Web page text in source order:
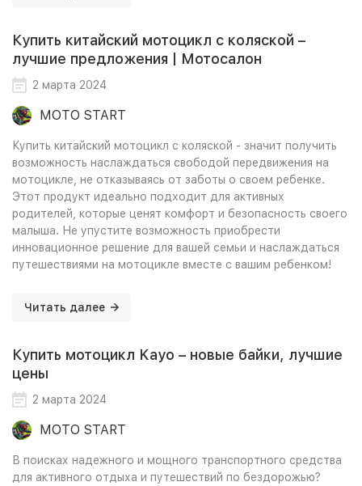
Купить китайский мотоцикл с коляской –
лучшие предложения | Мотосалон
2 марта 2024
MOTO START
Купить китайский мотоцикл с коляской - значит получить
возможность наслаждаться свободой передвижения на
мотоцикле, не отказываясь от заботы о своем ребенке.
Этот продукт идеально подходит для активных
родителей, которые ценят комфорт и безопасность своего
малыша. Не упустите возможность приобрести
инновационное решение для вашей семьи и наслаждаться
путешествиями на мотоцикле вместе с вашим ребенком!
Читать далее
Купить мотоцикл Kayo – новые байки, лучшие
цены
2 марта 2024
MOTO START
В поисках надежного и мощного транспортного средства
для активного отдыха и путешествий по бездорожью?